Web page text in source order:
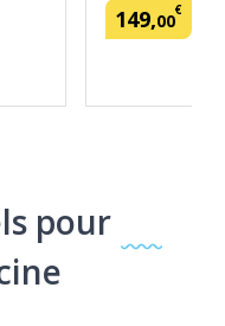
149,00€
pour